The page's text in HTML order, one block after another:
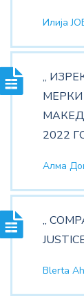
Илија
„
2022
Алма
„
Blerta